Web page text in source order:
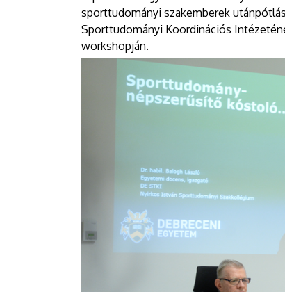
sporttudományi szakemberek
Sporttudományi Koordinációs
workshopján.